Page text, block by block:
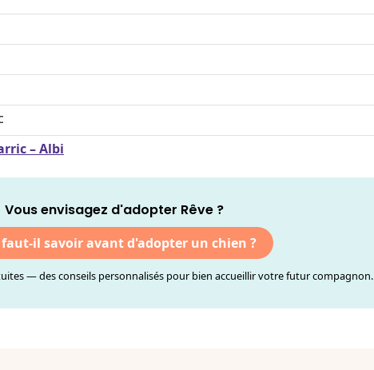
– Albi
Vous envisagez d'adopter Rêve ?
faut-il savoir avant d'adopter un chien ?
— des conseils personnalisés pour bien accueillir votre futur compagnon.